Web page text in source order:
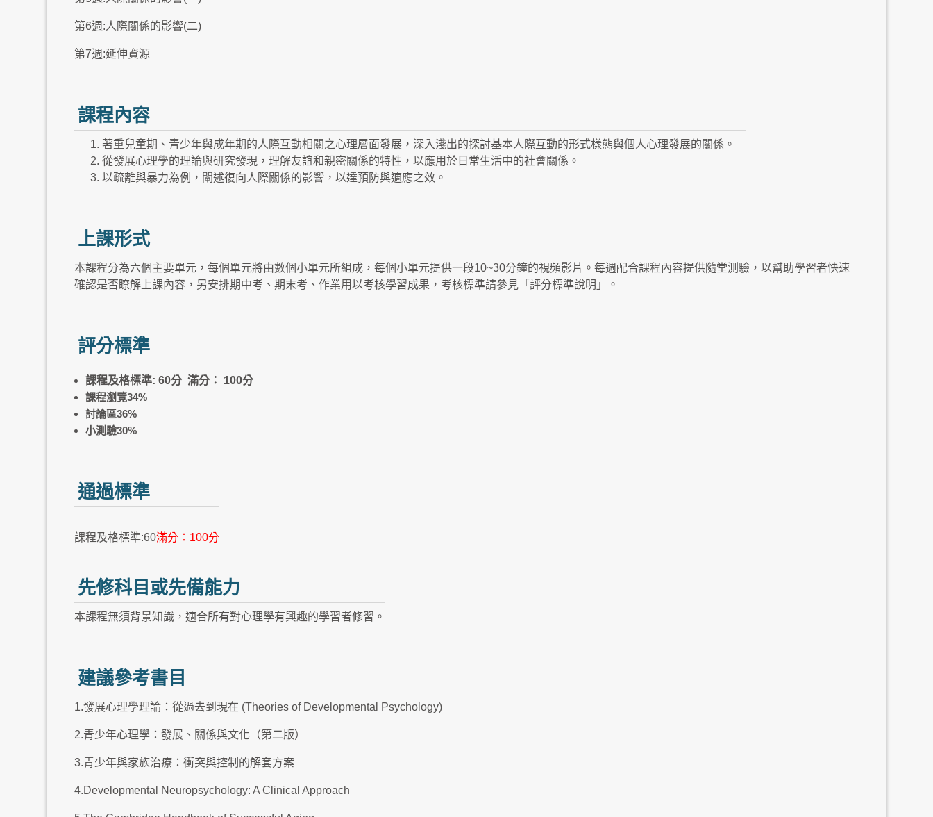
第6週:人際關係的影響(二)
第7週:延伸資源
課程內容
著重兒童期、青少年與成年期的人際互動相關之心理層面發展，深入淺出的探討基本人際互動的形式樣態與個人心理發展的關係。
從發展心理學的理論與研究發現，理解友誼和親密關係的特性，以應用於日常生活中的社會關係。
以疏離與暴力為例，闡述復向人際關係的影響，以達預防與適應之效。
上課形式
本課程分為六個主要單元，每個單元將由數個小單元所組成，每個小單元提供一段10~30分鐘的視頻影片。每週配合課程內容提供隨堂測驗，以幫助學習者快速
確認是否瞭解上課內容，另安排期中考、期末考、作業用以考核學習成果，考核標準請參見「評分標準說明」。
評分標準
課程及格標準: 60分 滿分： 100分
課程瀏覽34%
討論區36%
小測驗30%
通過標準
課程及格標準:60滿分：100分
先修科目或先備能力
本課程無須背景知識，適合所有對心理學有興趣的學習者修習。
建議參考書目
1.發展心理學理論：從過去到現在 (Theories of Developmental Psychology)
2.青少年心理學：發展、關係與文化（第二版）
3.青少年與家族治療：衝突與控制的解套方案
4.Developmental Neuropsychology: A Clinical Approach